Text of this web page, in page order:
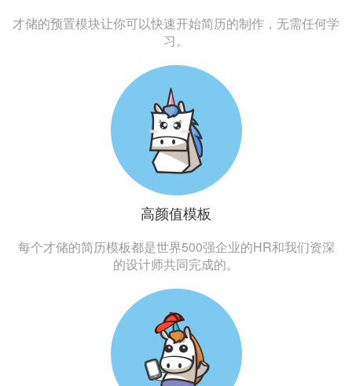
才储的预置模块让你可以快速开始简历的制作，无需任何学
习。
高颜值模板
每个才储的简历模板都是世界500强企业的HR和我们资深
的设计师共同完成的。